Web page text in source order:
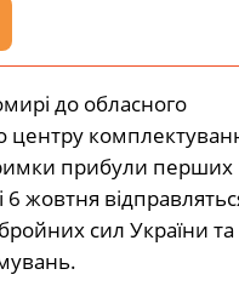
до обласного
центру
прибули перших
6 жовтня
сил України